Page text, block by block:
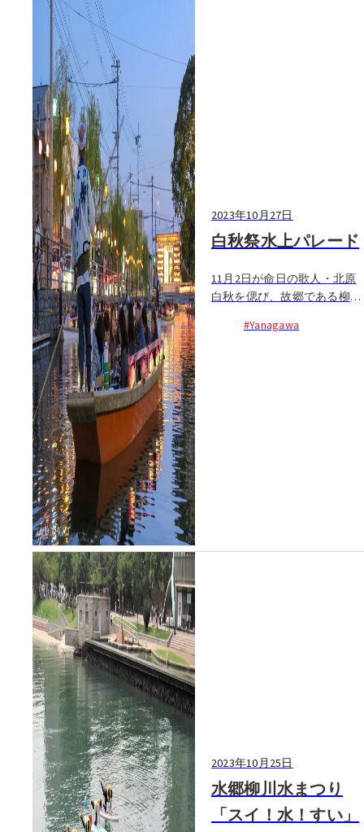
2023年10月27日
白秋祭水上パレード
11月2日が命日の歌人・北原
白秋を偲び、故郷である柳川
あんどんで飾られた約35艘の
#Yanagawa
2023年10月25日
水郷柳川水まつり
「スイ！水！すい」